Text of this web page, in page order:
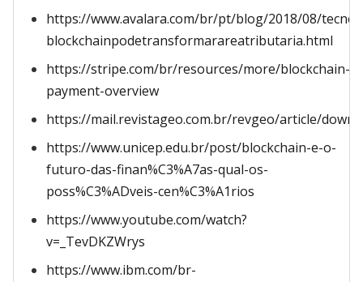
https://www.avalara.com/br/pt/blog/2018/08/
blockchainpodetransformarareatributaria.html
https://stripe.com/br/resources/more/blockchain-
payment-overview
https://mail.revistageo.com.br/revgeo/article/
https://www.unicep.edu.br/post/blockchain-e-o-
futuro-das-finan%C3%A7as-qual-os-
poss%C3%ADveis-cen%C3%A1rios
https://www.youtube.com/watch?
v=_TevDKZWrys
https://www.ibm.com/br-